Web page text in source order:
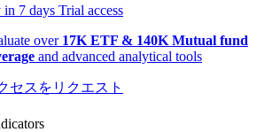
in 7 days Trial access
over 17K ETF & 140K Mutual fund
and advanced analytical tools
セスをリクエスト